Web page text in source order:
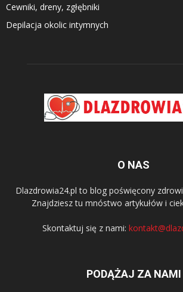
Cewniki, dreny, zgłębniki
Depilacja okolic intymnych
O NAS
Dlazdrowia24.pl to blog poświęcony
Znajdziesz tu mnóstwo artykułów i
Skontaktuj się z nami:
PODĄŻAJ ZA NAMI